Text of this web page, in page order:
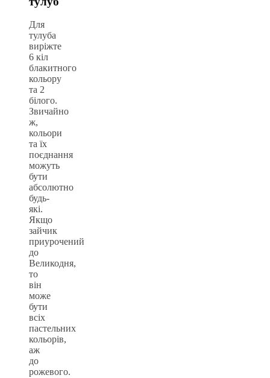
Для
тулуба
виріжте
6 кіл
блакитного
кольору
та 2
білого.
Звичайно
ж,
кольори
та їх
поєднання
можуть
бути
абсолютно
будь-
які.
Якщо
зайчик
приурочений
до
Великодня,
то
він
може
бути
всіх
пастельних
кольорів,
аж
до
рожевого.